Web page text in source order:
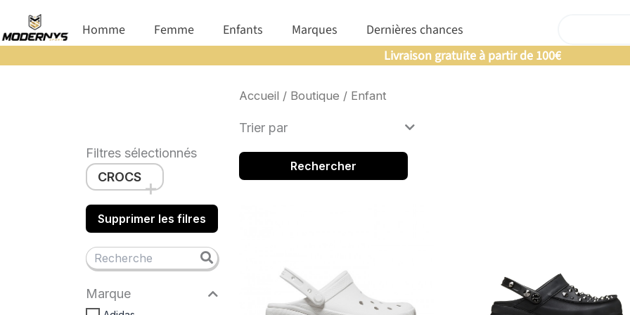
au
contenu
Homme Ouvrir Homme
Femme Ouvrir Femme
Enfants Ouvrir Enfants
Marques Ouvrir Marques
Dernières chances
Offre un 🎁 Moderny’s : Coup de 💘 assuré
Filtres sélectionnés
CROCS
Supprimer les filres
Marque
Accueil / Boutique / Enfant
Trier par
Rechercher